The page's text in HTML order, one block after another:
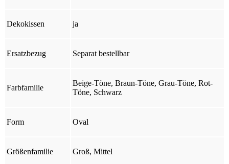
Dekokissen ja
Ersatzbezug Separat bestellbar
Farbfamilie
Beige-Töne, Braun-Töne, Grau-Töne, Rot-
Töne, Schwarz
Form Oval
Größenfamilie Groß, Mittel